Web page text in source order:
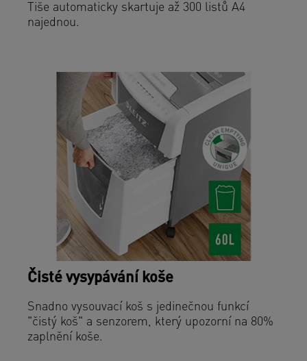
Tiše automaticky skartuje až 300 listů A4
najednou.
Čisté vysypávání koše
Snadno vysouvací koš s jedinečnou funkcí
"čistý koš" a senzorem, který upozorní na 80%
zaplnění koše.